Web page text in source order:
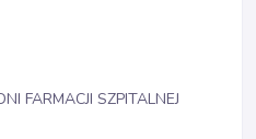
FARMACJI SZPITALNEJ